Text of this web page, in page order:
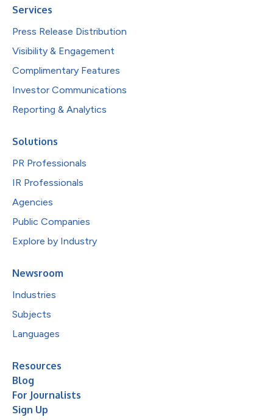
Services
Press Release Distribution
Visibility & Engagement
Complimentary Features
Investor Communications
Reporting & Analytics
Solutions
PR Professionals
IR Professionals
Agencies
Public Companies
Explore by Industry
Newsroom
Industries
Subjects
Languages
Resources
Blog
For Journalists
Sign Up